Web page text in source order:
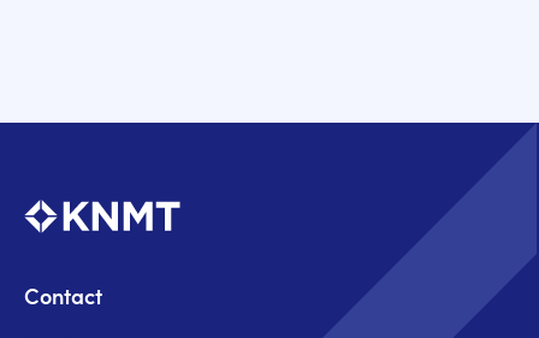
Contact